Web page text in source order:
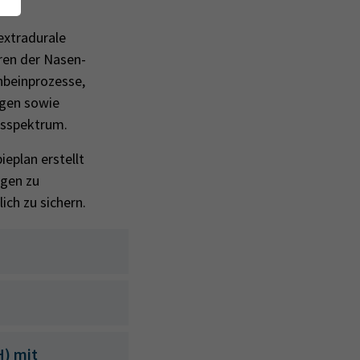
der Nasen-
sowie
erstellt
zu
zu sichern.
mit